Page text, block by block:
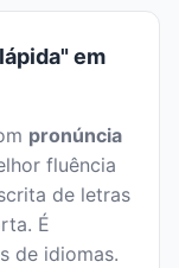
em
pronúncia
fluência
de letras
É
de idiomas.